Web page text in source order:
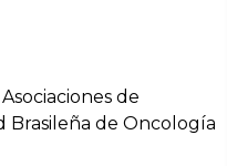
de
Brasileña de Oncología